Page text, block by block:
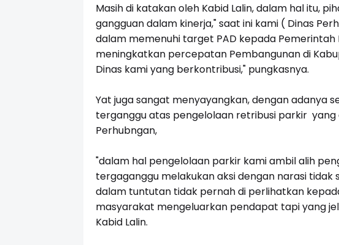
Masih di katakan oleh Kabid Lalin, dalam hal itu,
gangguan dalam kinerja," saat ini kami ( Dinas
dalam memenuhi target PAD kepada
meningkatkan percepatan Pembangunan di
Dinas kami yang berkontribusi," pungkasnya.
Yat juga sangat menyayangkan, dengan adanya
terganggu atas pengelolaan retribusi parkir yang
Perhubngan,
"dalam hal pengelolaan parkir kami ambil alih
tergaganggu melakukan aksi dengan narasi tidak
dalam tuntutan tidak pernah di perlihatkan
masyarakat mengeluarkan pendapat tapi yang
Kabid Lalin.